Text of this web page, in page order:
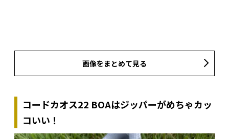
画像をまとめて見る
コードカオス22 BOAはジッパーがめちゃカッ
コいい！